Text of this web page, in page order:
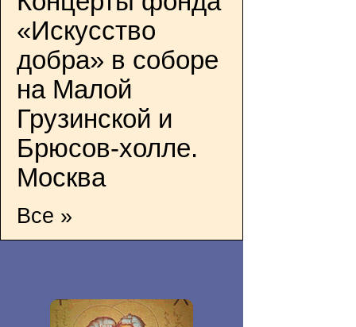
«Искусство
добра» в соборе
на Малой
Грузинской и
Брюсов-холле.
Москва
Все »